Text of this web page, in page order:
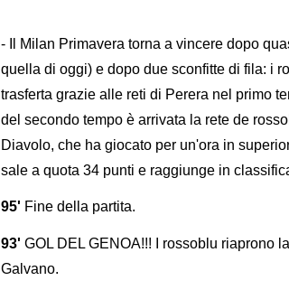
- Il Milan Primavera torna a vincere dopo
quella di oggi) e dopo due sconfitte di fila: i
trasferta grazie alle reti di Perera nel primo
del secondo tempo è arrivata la rete de
Diavolo, che ha giocato per un'ora in
sale a quota 34 punti e raggiunge in
95' Fine della partita.
93' GOL DEL GENOA!!! I rossoblu riaprono
Galvano.